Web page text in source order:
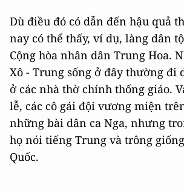
Dù điều đó có dẫn đến hậu quả
nay có thể thấy, ví dụ, làng dân
Cộng hòa nhân dân Trung Hoa.
Xô - Trung sống ở đây thường đi
ở các nhà thờ chính thống giáo.
lễ, các cô gái đội vương miện
những bài dân ca Nga, nhưng
họ nói tiếng Trung và trông
Quốc.